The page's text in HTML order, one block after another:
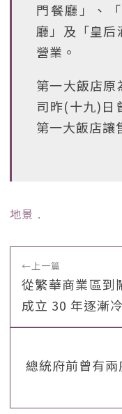
門餐廳」、
廳」及「皇后
營業。
第一大飯店
司昨(十九)日
第一大飯店讓
地景 ﹒
←上一篇
從繁華商業區
成立 30 年逐漸
總統府前曾有